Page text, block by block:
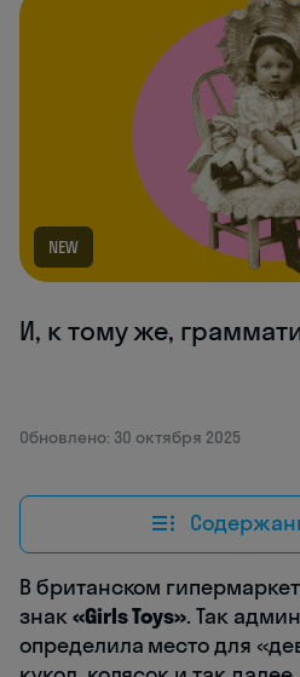
NEW
И, к тому же,
Обновлено: 30 октября 2025
В британском
знак«Girls Toys». Так
определила место для